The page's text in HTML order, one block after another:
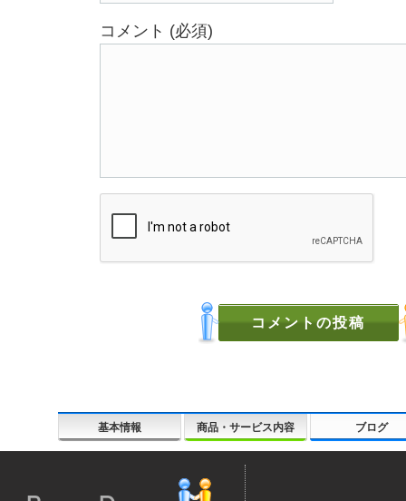
コメント (必須)
基本情報 商品・サービス内容 ブログ